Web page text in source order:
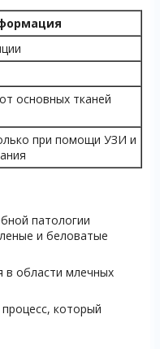
основных тканей
при помощи УЗИ и
патологии
и беловатые
в области млечных
который